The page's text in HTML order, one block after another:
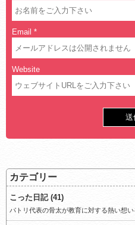
Email *
Website
カテゴリー
こった日記 (41)
パトリ代表の骨太が教育に対する熱い想い